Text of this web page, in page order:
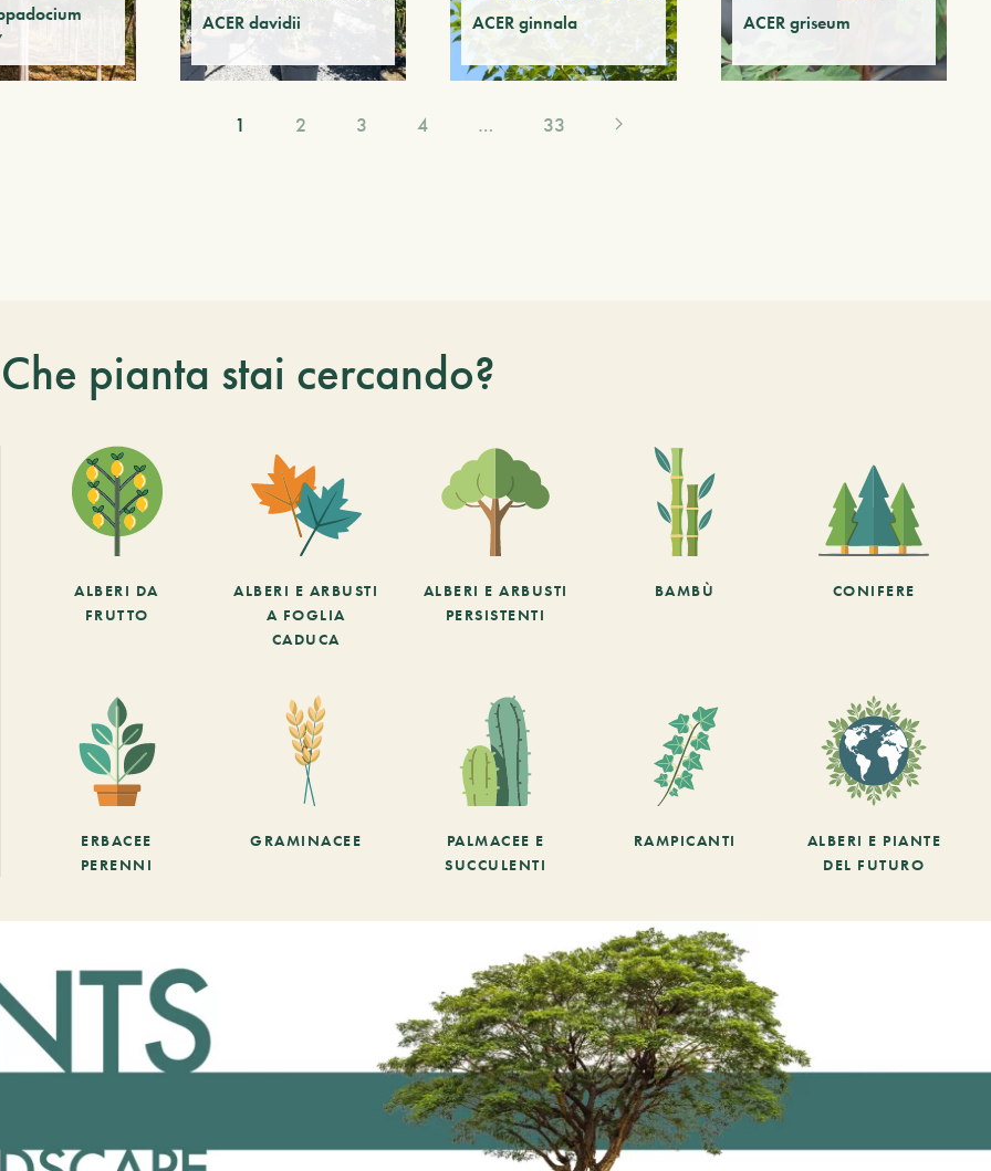
ACER davidii ACER ginnala ACER griseum
1 2 3 4 … 33
Che pianta stai cercando?
ALBERI DA
FRUTTO
ALBERI E ARBUSTI
A FOGLIA
CADUCA
ALBERI E ARBUSTI
PERSISTENTI
BAMBÙ CONIFERE
ERBACEE
PERENNI
GRAMINACEE
PALMACEE E
SUCCULENTI
RAMPICANTI
ALBERI E PIANTE
DEL FUTURO